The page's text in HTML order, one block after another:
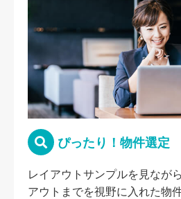
ぴったり！物件選定
レイアウトサンプルを見なが
アウトまでを視野に入れた物